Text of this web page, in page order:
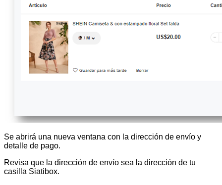
Se abrirá una nueva ventana con la dirección de envío y
detalle de pago.
Revisa que la dirección de envío sea la dirección de tu
casilla Siatibox.